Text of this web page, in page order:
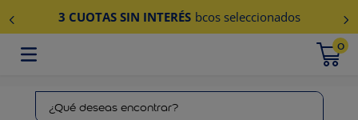
bcos seleccionados
3 CUOTAS SIN INTERÉS
0
¿Qué deseas encontrar?